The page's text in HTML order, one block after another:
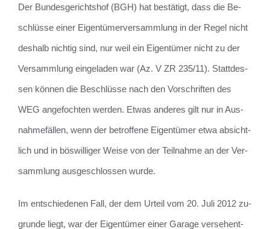
Der Bun­des­ge­richts­hof (BGH) hat be­stä­tigt, dass die Be­
schlüs­se einer Ei­gen­tü­mer­ver­samm­lung in der Regel nicht
des­halb nich­tig sind, nur weil ein Ei­gen­tü­mer nicht zu der
Ver­samm­lung ein­ge­la­den war (Az. V ZR 235/11). Statt­des­
sen kön­nen die Be­schlüs­se nach den Vor­schrif­ten des
WEG an­ge­foch­ten wer­den. Etwas an­de­res gilt nur in Aus­
nah­me­fäl­len, wenn der be­trof­fe­ne Ei­gen­tü­mer etwa ab­sicht­
lich und in bös­wil­li­ger Weise von der Teil­nah­me an der Ver­
samm­lung aus­ge­schlos­sen wurde.
Im ent­schie­de­nen Fall, der dem Ur­teil vom 20. Juli 2012 zu­
grun­de liegt, war der Ei­gen­tü­mer einer Ga­ra­ge ver­se­hent­